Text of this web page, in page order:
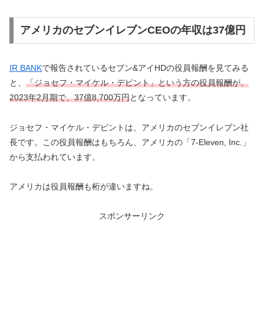
アメリカのセブンイレブンCEOの年収は37億円
IR BANKで報告されているセブン&アイHDの役員報酬を見てみる
と、 「ジョセフ・マイケル・デピント」という方の役員報酬が、
2023年2月期で、37億8,700万円となっています。
ジョセフ・マイケル・デピントは、アメリカのセブンイレブン社
長です。この役員報酬はもちろん、アメリカの「7-Eleven, Inc.」
から支払われています。
アメリカは役員報酬も桁が違いますね。
スポンサーリンク